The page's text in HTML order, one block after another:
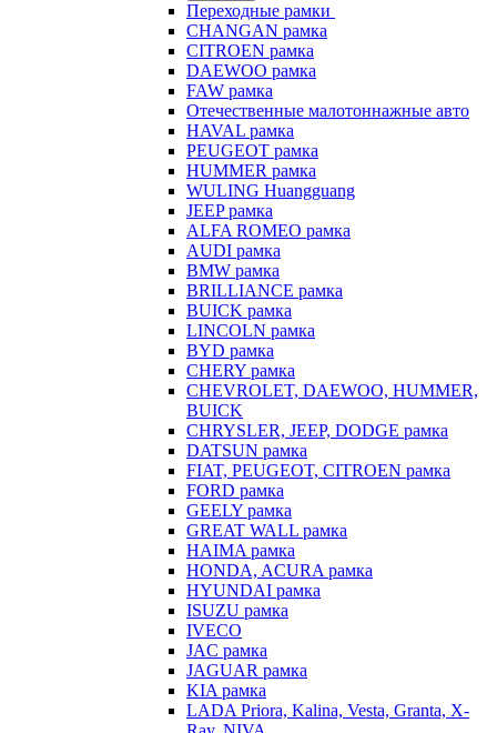
Переходные рамки
CHANGAN рамка
CITROEN рамка
DAEWOO рамка
FAW рамка
Отечественные малотоннажные авто
HAVAL рамка
PEUGEOT рамка
HUMMER рамка
WULING Huangguang
JEEP рамка
ALFA ROMEO рамка
AUDI рамка
BMW рамка
BRILLIANCE рамка
BUICK рамка
LINCOLN рамка
BYD рамка
CHERY рамка
CHEVROLET, DAEWOO, HUMMER,
BUICK
CHRYSLER, JEEP, DODGE рамка
DATSUN рамка
FIAT, PEUGEOT, CITROEN рамка
FORD рамка
GEELY рамка
GREAT WALL рамка
HAIMA рамка
HONDA, ACURA рамка
HYUNDAI рамка
ISUZU рамка
IVECO
JAC рамка
JAGUAR рамка
KIA рамка
LADA Priora, Kalina, Vesta, Granta, X-